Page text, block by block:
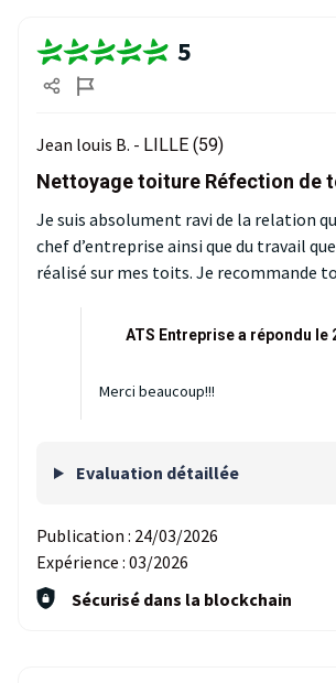
5
Jean louis B. - LILLE (59)
Nettoyage toiture Réfection de
Je suis absolument ravi de la relation
chef d’entreprise ainsi que du travail
réalisé sur mes toits. Je recommande
ATS Entreprise a répondu le
Merci beaucoup!!!
Evaluation détaillée
Publication : 24/03/2026
Expérience : 03/2026
Sécurisé dans la blockchain